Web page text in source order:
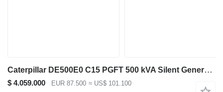
Caterpillar DE500E0 C15 PGFT 500 kVA Silent Generatorset CAT New !
$ 4.059.000 EUR 87.500 ≈ US$ 101.100